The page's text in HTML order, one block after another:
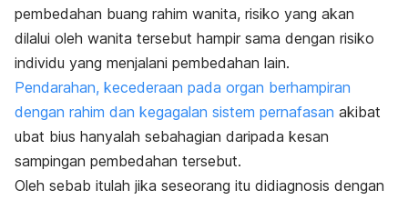
pembedahan buang rahim wanita, risiko yang akan
dilalui oleh wanita tersebut hampir sama dengan risiko
individu yang menjalani pembedahan lain.
Pendarahan, kecederaan pada organ berhampiran
dengan rahim dan kegagalan sistem pernafasan akibat
ubat bius hanyalah sebahagian daripada kesan
sampingan pembedahan tersebut.
Oleh sebab itulah jika seseorang itu didiagnosis dengan